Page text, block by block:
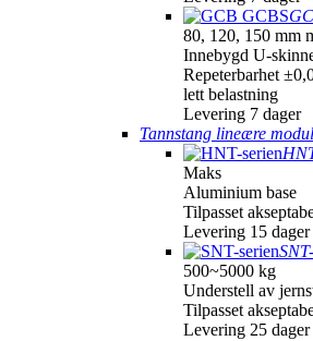
80, 120, 150 mm
Innebygd U-
Repeterbarhet
lett belastning
Levering 7 dager
Tannstang lineære
Maks
Aluminium base
Tilpasset
Levering 15 dager
500~5000 kg
Understell av
Tilpasset
Levering 25 dager